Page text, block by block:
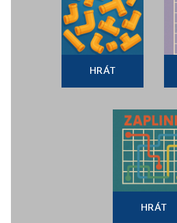
HRÁT
HRÁT